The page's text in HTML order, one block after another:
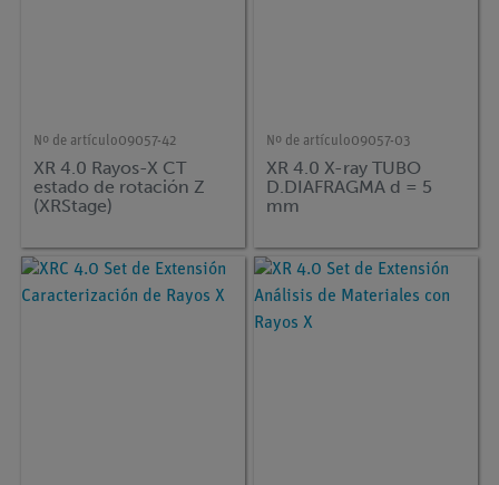
Nº de artículo09057-42
XR 4.0 Rayos-X CT
estado de rotación Z
(XRStage)
Nº de artículo09057-03
XR 4.0 X-ray TUBO
D.DIAFRAGMA d = 5
mm